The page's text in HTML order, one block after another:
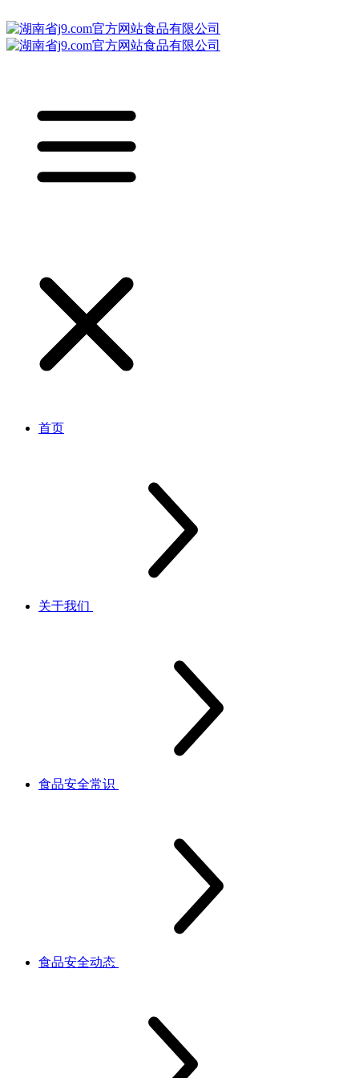
首页
关于我们
食品安全常识
食品安全动态